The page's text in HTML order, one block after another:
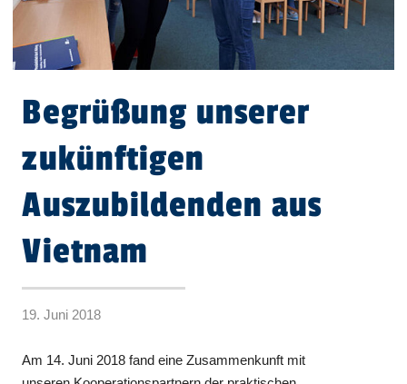
Begrüßung unserer
zukünftigen
Auszubildenden aus
Vietnam
19. Juni 2018
Am 14. Juni 2018 fand eine Zusammenkunft mit